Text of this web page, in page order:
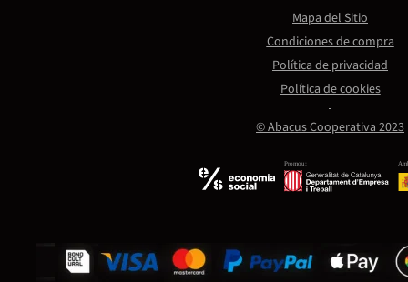
Promou:
© Abacus Cooperativa 2023
Mapa del Sitio
Condiciones de compra
Política de privacidad
Política de cookies